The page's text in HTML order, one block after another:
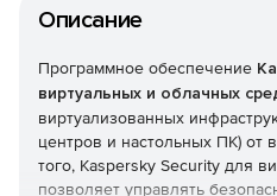
Описание
Программное обеспечение
виртуальных и облачных
виртуализованных
центров и настольных ПК) от
того, Kaspersky Security для
позволяет управлять